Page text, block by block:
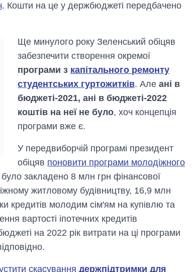
. Кошти на це у держбюджеті передбачено
Ще минулого року Зеленський обіцяв
забезпечити створення окремої
програми з капітального ремонту
студентських гуртожитків. Алеані в
бюджеті-2021, ані в бюджеті-2022
коштів на неї не було, хоч концепція
програми вже є.
У передвиборчій програмі президент
обіцяв поновити програми молодіжного
закладено 8 млн грн фінансової
житловому будівництву, 16,9 млн
кредитів молодим сім'ям на купівлю та
вартості іпотечних кредитів
на 2022 рік витрати на ці програми
скасування держпідтримки для